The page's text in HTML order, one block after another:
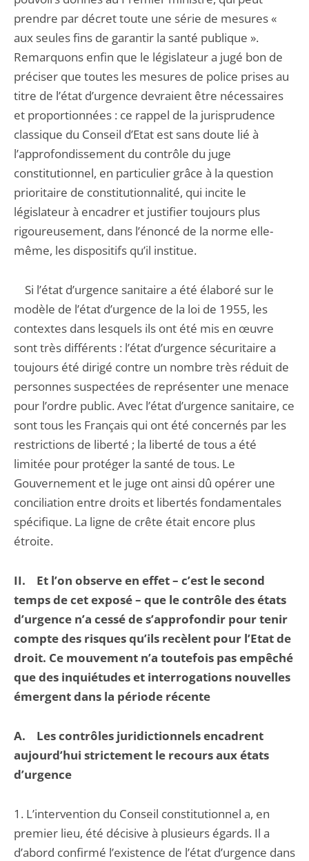
prendre par décret toute une série de mesures «
aux seules fins de garantir la santé publique ».
Remarquons enfin que le législateur a jugé bon de
préciser que toutes les mesures de police prises au
titre de l’état d’urgence devraient être nécessaires
et proportionnées : ce rappel de la jurisprudence
classique du Conseil d’Etat est sans doute lié à
l’approfondissement du contrôle du juge
constitutionnel, en particulier grâce à la question
prioritaire de constitutionnalité, qui incite le
législateur à encadrer et justifier toujours plus
rigoureusement, dans l’énoncé de la norme elle-
même, les dispositifs qu’il institue.
Si l’état d’urgence sanitaire a été élaboré sur le
modèle de l’état d’urgence de la loi de 1955, les
contextes dans lesquels ils ont été mis en œuvre
sont très différents : l’état d’urgence sécuritaire a
toujours été dirigé contre un nombre très réduit de
personnes suspectées de représenter une menace
pour l’ordre public. Avec l’état d’urgence sanitaire, ce
sont tous les Français qui ont été concernés par les
restrictions de liberté ; la liberté de tous a été
limitée pour protéger la santé de tous. Le
Gouvernement et le juge ont ainsi dû opérer une
conciliation entre droits et libertés fondamentales
spécifique. La ligne de crête était encore plus
étroite.
II. Et l’on observe en effet – c’est le second
temps de cet exposé – que le contrôle des états
d’urgence n’a cessé de s’approfondir pour tenir
compte des risques qu’ils recèlent pour l’Etat de
droit. Ce mouvement n’a toutefois pas empêché
que des inquiétudes et interrogations nouvelles
émergent dans la période récente
A. Les contrôles juridictionnels encadrent
aujourd’hui strictement le recours aux états
d’urgence
1. L’intervention du Conseil constitutionnel a, en
premier lieu, été décisive à plusieurs égards. Il a
d’abord confirmé l’existence de l’état d’urgence dans